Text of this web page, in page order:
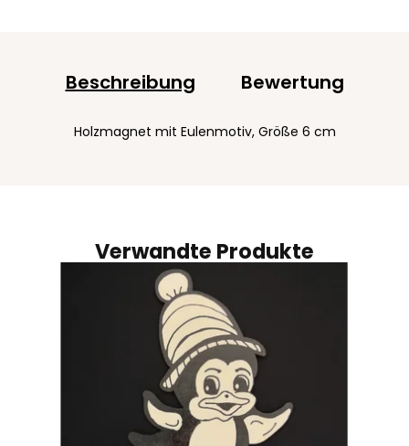
Verwandte Produkte
Beschreibung Bewertung
Holzmagnet mit Eulenmotiv, Größe 6 cm